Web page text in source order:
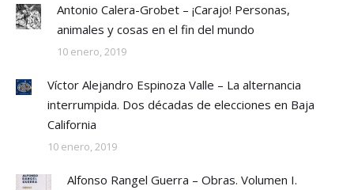
Antonio Calera-Grobet – ¡Carajo! Personas,
animales y cosas en el fin del mundo
10 enero, 2019
Víctor Alejandro Espinoza Valle – La alternancia
interrumpida. Dos décadas de elecciones en Baja
California
10 enero, 2019
Alfonso Rangel Guerra – Obras. Volumen I.